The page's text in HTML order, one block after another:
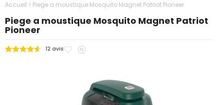
Accueil Piege a moustique Mosquito Magnet Patriot Pioneer
Piege a moustique Mosquito Magnet Patriot
Pioneer
12 avis
Ajouter